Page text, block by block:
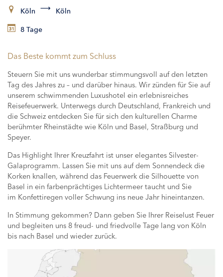
ZUSATZLEISTUNGEN
SCHIFFE
Köln Köln
8 Tage
Das Beste kommt zum Schluss
Steuern Sie mit uns wunderbar stimmungsvoll auf den letzten
Tag des Jahres zu – und darüber hinaus. Wir zünden für Sie auf
unserem schwimmenden Luxushotel ein erlebnisreiches
Reisefeuerwerk. Unterwegs durch Deutschland, Frankreich und
die Schweiz entdecken Sie für sich den kulturellen Charme
berühmter Rheinstädte wie Köln und Basel, Straßburg und
Speyer.
Das Highlight Ihrer Kreuzfahrt ist unser elegantes Silvester-
Galaprogramm. Lassen Sie mit uns auf dem Sonnendeck die
Korken knallen, während das Feuerwerk die Silhouette von
Basel in ein farbenprächtiges Lichtermeer taucht und Sie
im Konfettiregen voller Schwung ins neue Jahr hineintanzen.
In Stimmung gekommen? Dann geben Sie Ihrer Reiselust Feuer
und begleiten uns 8 freud- und friedvolle Tage lang von Köln
bis nach Basel und wieder zurück.